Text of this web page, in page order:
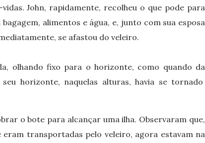
John, rapidamente, recolheu o que pode para
alimentos e água, e, junto com sua esposa
se afastou do veleiro.
olhando fixo para o horizonte, como quando da
horizonte, naquelas alturas, havia se tornado
o bote para alcançar uma ilha. Observaram que,
transportadas pelo veleiro, agora estavam na